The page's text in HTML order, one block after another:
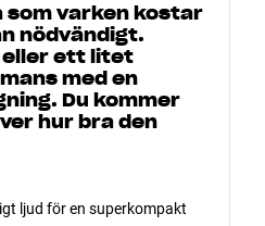
som varken kostar
nödvändigt.
ett litet
med en
Du kommer
hur bra den
ljud för en superkompakt